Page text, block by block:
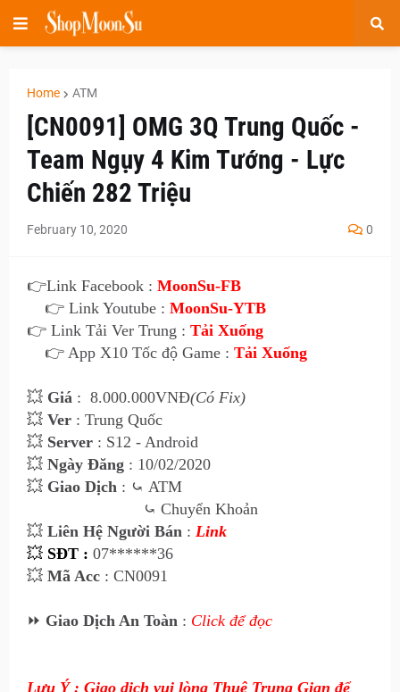
Home ATM
[CN0091] OMG 3Q Trung Quốc -
Team Ngụy 4 Kim Tướng - Lực
Chiến 282 Triệu
February 10, 2020 0
👉Link Facebook : MoonSu-FB
👉 Link Youtube : MoonSu-YTB
👉 Link Tải Ver Trung : Tải Xuống
👉 App X10 Tốc độ Game : Tải Xuống
💥 Giá : 8.000.000VNĐ(Có Fix)
💥 Ver : Trung Quốc
💥 Server : S12 - Android
💥 Ngày Đăng : 10/02/2020
💥 Giao Dịch : ⤿ ATM
⤿ Chuyển Khoản
💥 Liên Hệ Người Bán : Link
💥 SĐT : 07******36
💥 Mã Acc : CN0091
⏩ Giao Dịch An Toàn : Click để đọc
Lưu Ý : Giao dịch vui lòng Thuê Trung Gian để